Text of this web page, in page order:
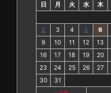
日
月 火 水 木
2
3 4 5 6
9
10 11 12 13
16
17 18 19 20
23
24 25 26 27
30
31